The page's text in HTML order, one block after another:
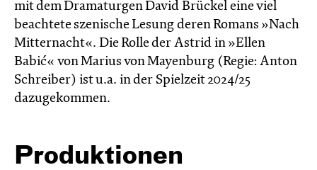
mit dem Dramaturgen David Brückel eine viel
beachtete szenische Lesung deren Romans »Nach
Mitternacht«. Die Rolle der Astrid in »Ellen
Babić« von Marius von Mayenburg (Regie: Anton
Schreiber) ist u.a. in der Spielzeit 2024/25
dazugekommen.
Produktionen